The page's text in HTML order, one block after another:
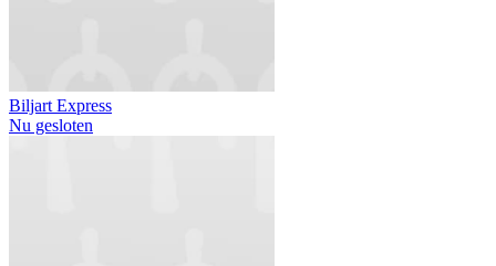
Biljart Express
Nu gesloten